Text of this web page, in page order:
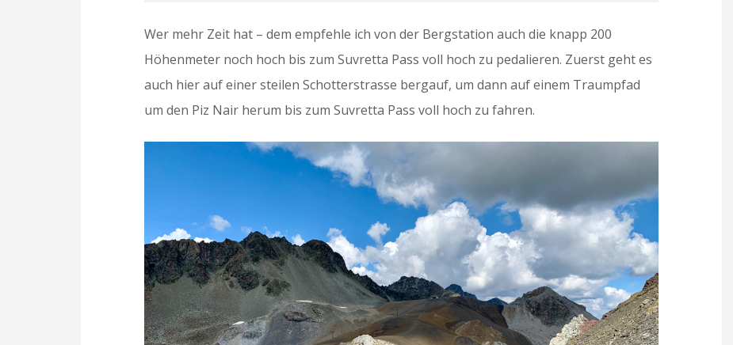
Wer mehr Zeit hat – dem empfehle ich von der Bergstation auch die knapp 200
Höhenmeter noch hoch bis zum Suvretta Pass voll hoch zu pedalieren. Zuerst geht es
auch hier auf einer steilen Schotterstrasse bergauf, um dann auf einem Traumpfad
um den Piz Nair herum bis zum Suvretta Pass voll hoch zu fahren.